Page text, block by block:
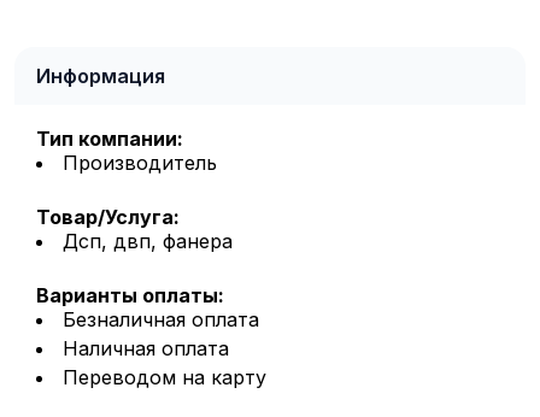
Информация
Тип компании:
Производитель
Товар/Услуга:
Дсп, двп, фанера
Варианты оплаты:
Безналичная оплата
Наличная оплата
Переводом на карту